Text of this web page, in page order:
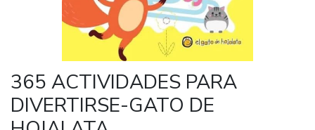
365 ACTIVIDADES PARA
DIVERTIRSE-GATO DE